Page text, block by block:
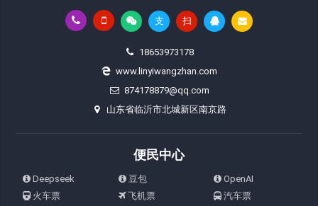
支 扫
18653973178
www.linyiwangzhan.com
874178879@qq.com
山东省临沂市北城新区南京路
便民中心
Deepseek 豆包
OpenAI
火车票
飞机票
汽车票